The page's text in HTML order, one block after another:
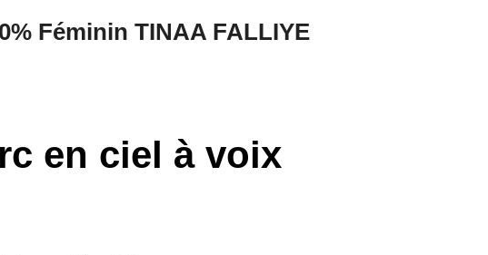
Féminin TINAA FALLIYE
en ciel à voix